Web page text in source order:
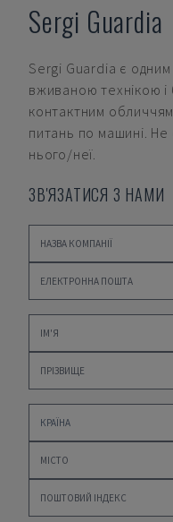
Sergi Guardia
Sergi Guardia є одним
вживаною технікою
контактним
питань по машині.
нього/неї.
ЗВ'ЯЗАТИСЯ З НАМИ